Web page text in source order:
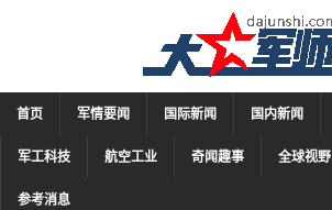
首页 军情要闻 国际新闻 国内新闻
军工科技 航空工业 奇闻趣事 全球视野
参考消息